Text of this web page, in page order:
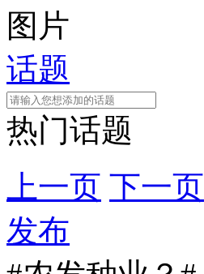
图片
话题
热门话题
上一页 下一页
发布